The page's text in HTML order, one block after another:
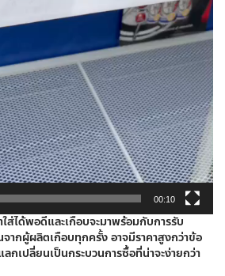
00:10
ใส่ได้พอดีและเกือบจะมาพร้อมกับการรับ
ากผู้ผลิตเกือบทุกครั้ง อาจมีราคาสูงกว่าข้อ
กเปลี่ยนเป็นกระบวนการซื้อที่น่าจะง่ายกว่า